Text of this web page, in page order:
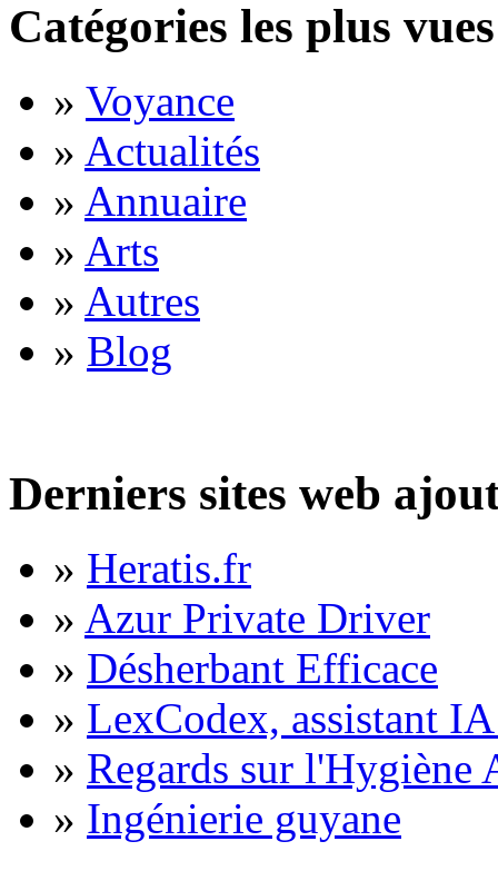
Catégories les plus vues
» Voyance
» Actualités
» Annuaire
» Arts
» Autres
» Blog
Derniers sites web
» Heratis.fr
» Azur Private Driver
» Désherbant Efficace
» LexCodex, assistant
» Regards sur l'Hygiène
» Ingénierie guyane